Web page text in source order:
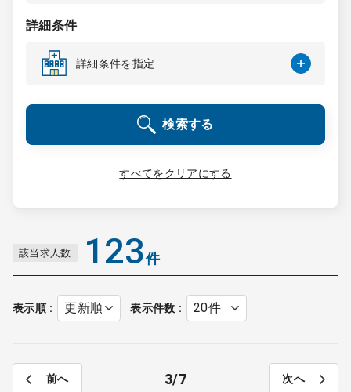
成功事例
転職ノウハウ
9:00 ～ 18:00（平日）
0120-337-613
採用をお考えの医療機関の方
詳細条件
詳細条件を指定
検索する
すべてをクリアにする
該当求人数 123件
表示順 表示件数
前へ 3 7 次へ